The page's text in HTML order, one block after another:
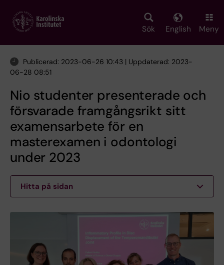
main
Sök English Meny
Publicerad: 2023-06-26 10:43 | Uppdaterad: 2023-
06-28 08:51
Nio studenter presenterade och
försvarade framgångsrikt sitt
examensarbete för en
masterexamen i odontologi
under 2023
Hitta på sidan